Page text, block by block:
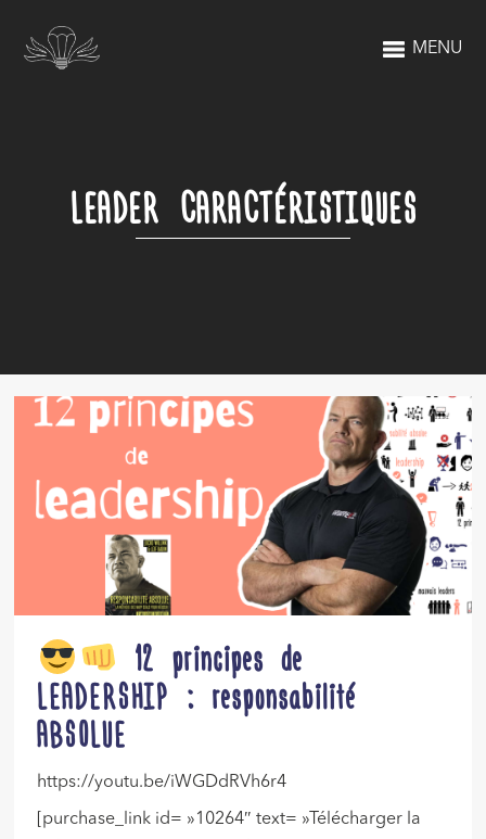
MENU
LEADER CARACTÉRISTIQUES
12 principes de
LEADERSHIP : responsabilité
ABSOLUE
https://youtu.be/iWGDdRVh6r4
[purchase_link id= »10264″ text= »Télécharger la